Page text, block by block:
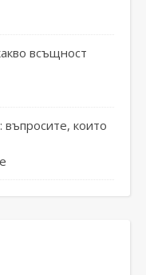
всъщност
въпросите, които